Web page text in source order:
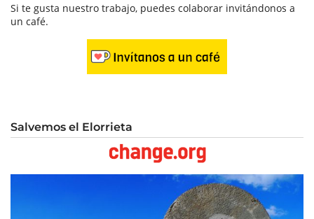
Si te gusta nuestro trabajo, puedes colaborar invitándonos a
un café.
Salvemos el Elorrieta